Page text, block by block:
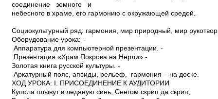
соединение земного и
небесного в храме, его гармонию с окружающей средой.
Социокультурный ряд: гармония, мир природный, мир
Оборудование урока: ­
Аппаратура для компьютерной презентации. ­
Презентация «Храм Покрова на Нерли» ­
Золотая книга русской культуры. ­
Аркатурный пояс, апсиды, рельеф, гармония – на доске.
ХОД УРОКА: I. ПРИСОЕДИНЕНИЕ К АУДИТОРИИ
Купола плывут в ледяную синь, Снегом скрип да скрип,